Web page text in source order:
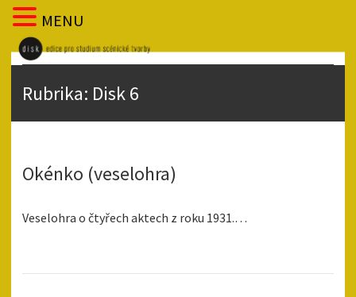
Rubrika: Disk 6
Okénko (veselohra)
Veselohra o čtyřech aktech z roku 1931.…
MENU